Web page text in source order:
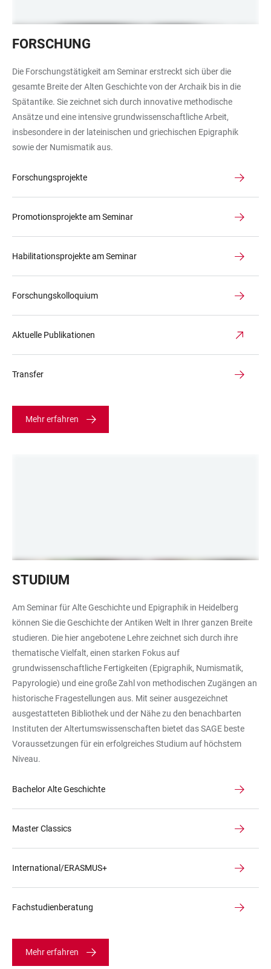
Schwarzweißaufnahme
Doppelherme
von
Thukydides
und
Herodot.
FORSCHUNG
Die Forschungstätigkeit am Seminar erstreckt sich über die
gesamte Breite der Alten Geschichte von der Archaik bis in die
Spätantike. Sie zeichnet sich durch innovative methodische
Ansätze und eine intensive grundwissenschaftliche Arbeit,
insbesondere in der lateinischen und griechischen Epigraphik
sowie der Numismatik aus.
Forschungsprojekte
Promotionsprojekte am Seminar
Habilitationsprojekte am Seminar
Forschungskolloquium
Aktuelle Publikationen
Transfer
Mehr erfahren
in
Regal
STUDIUM
Am Seminar für Alte Geschichte und Epigraphik in Heidelberg
können Sie die Geschichte der Antiken Welt in Ihrer ganzen Breite
studieren. Die hier angebotene Lehre zeichnet sich durch ihre
thematische Vielfalt, einen starken Fokus auf
grundwissenschaftliche Fertigkeiten (Epigraphik, Numismatik,
Papyrologie) und eine große Zahl von methodischen Zugängen an
historische Fragestellungen aus. Mit seiner ausgezeichnet
ausgestatteten Bibliothek und der Nähe zu den benachbarten
Instituten der Altertumswissenschaften bietet das SAGE beste
Voraussetzungen für ein erfolgreiches Studium auf höchstem
Niveau.
Bachelor Alte Geschichte
Master Classics
International/ERASMUS+
Fachstudienberatung
Mehr erfahren